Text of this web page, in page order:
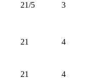
21/5 3
21 4
21 4